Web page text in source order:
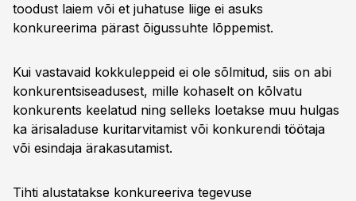
toodust laiem või et juhatuse liige ei asuks
konkureerima pärast õigussuhte lõppemist.
Kui vastavaid kokkuleppeid ei ole sõlmitud, siis on abi
konkurentsiseadusest, mille kohaselt on kõlvatu
konkurents keelatud ning selleks loetakse muu hulgas
ka ärisaladuse kuritarvitamist või konkurendi töötaja
või esindaja ärakasutamist.
Tihti alustatakse konkureeriva tegevuse